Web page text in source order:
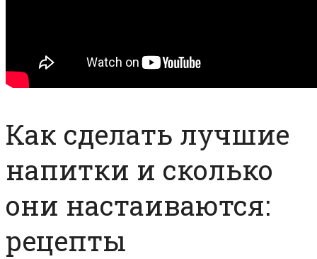
Как сделать лучшие
напитки и сколько
они настаиваются:
рецепты